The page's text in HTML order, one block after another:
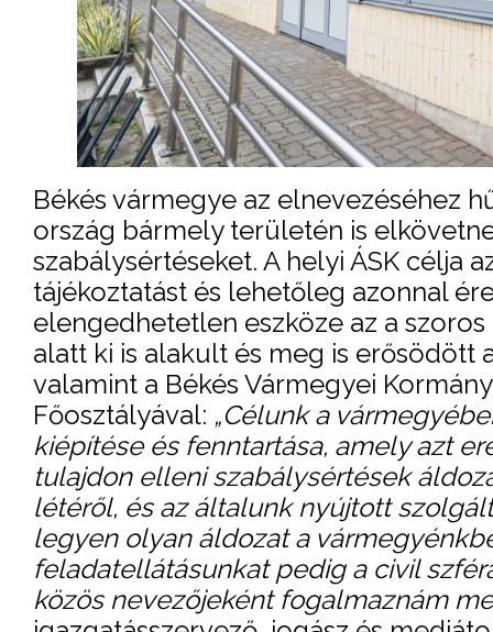
Békés vármegye az elnevezéséhez
ország bármely területén is
szabálysértéseket. A helyi ÁSK célja
tájékoztatást és lehetőleg azonnal
elengedhetetlen eszköze az a
alatt ki is alakult és meg is erősödött
valamint a Békés Vármegyei
Főosztályával: „Célunk a
kiépítése és fenntartása, amely azt
tulajdon elleni szabálysértések
létéről, és az általunk nyújtott
legyen olyan áldozat a
feladatellátásunkat pedig a civil
közös nevezőjeként fogalmaznám